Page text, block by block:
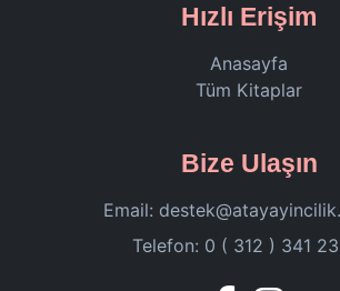
Hızlı Erişim
Anasayfa
Tüm Kitaplar
Bize Ulaşın
Email:
Telefon: 0 ( 312 ) 341